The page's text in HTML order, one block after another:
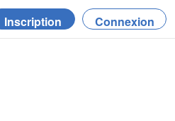
Inscription Connexion